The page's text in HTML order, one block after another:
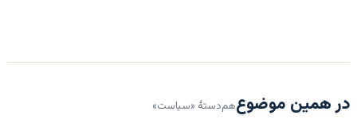
در همین موضوعهم‌دستهٔ «سیاست»